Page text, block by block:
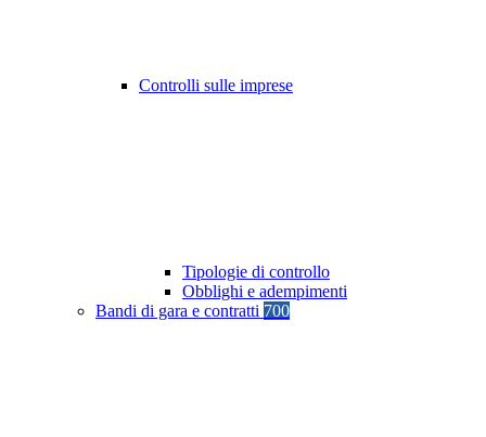
Controlli sulle imprese
Tipologie di controllo
Obblighi e adempimenti
Bandi di gara e contratti 700